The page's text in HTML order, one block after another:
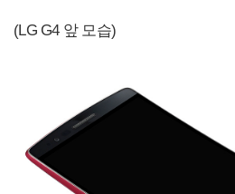
(LG G4 앞 모습)